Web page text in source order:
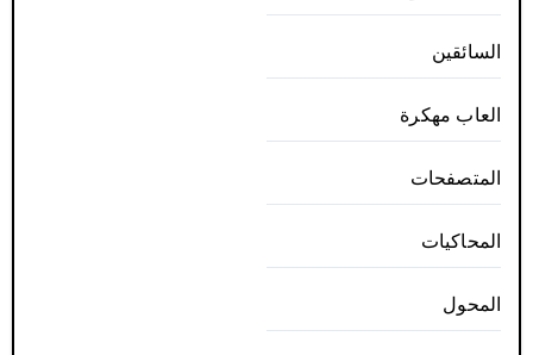
السائقين
العاب مهكرة
المتصفحات
المحاكيات
المحول